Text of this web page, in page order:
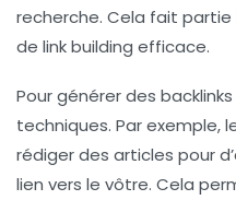
recherche. Cela fait
de link building efficace.
Pour générer des
techniques. Par exemple,
rédiger des articles pour
lien vers le vôtre. Cela